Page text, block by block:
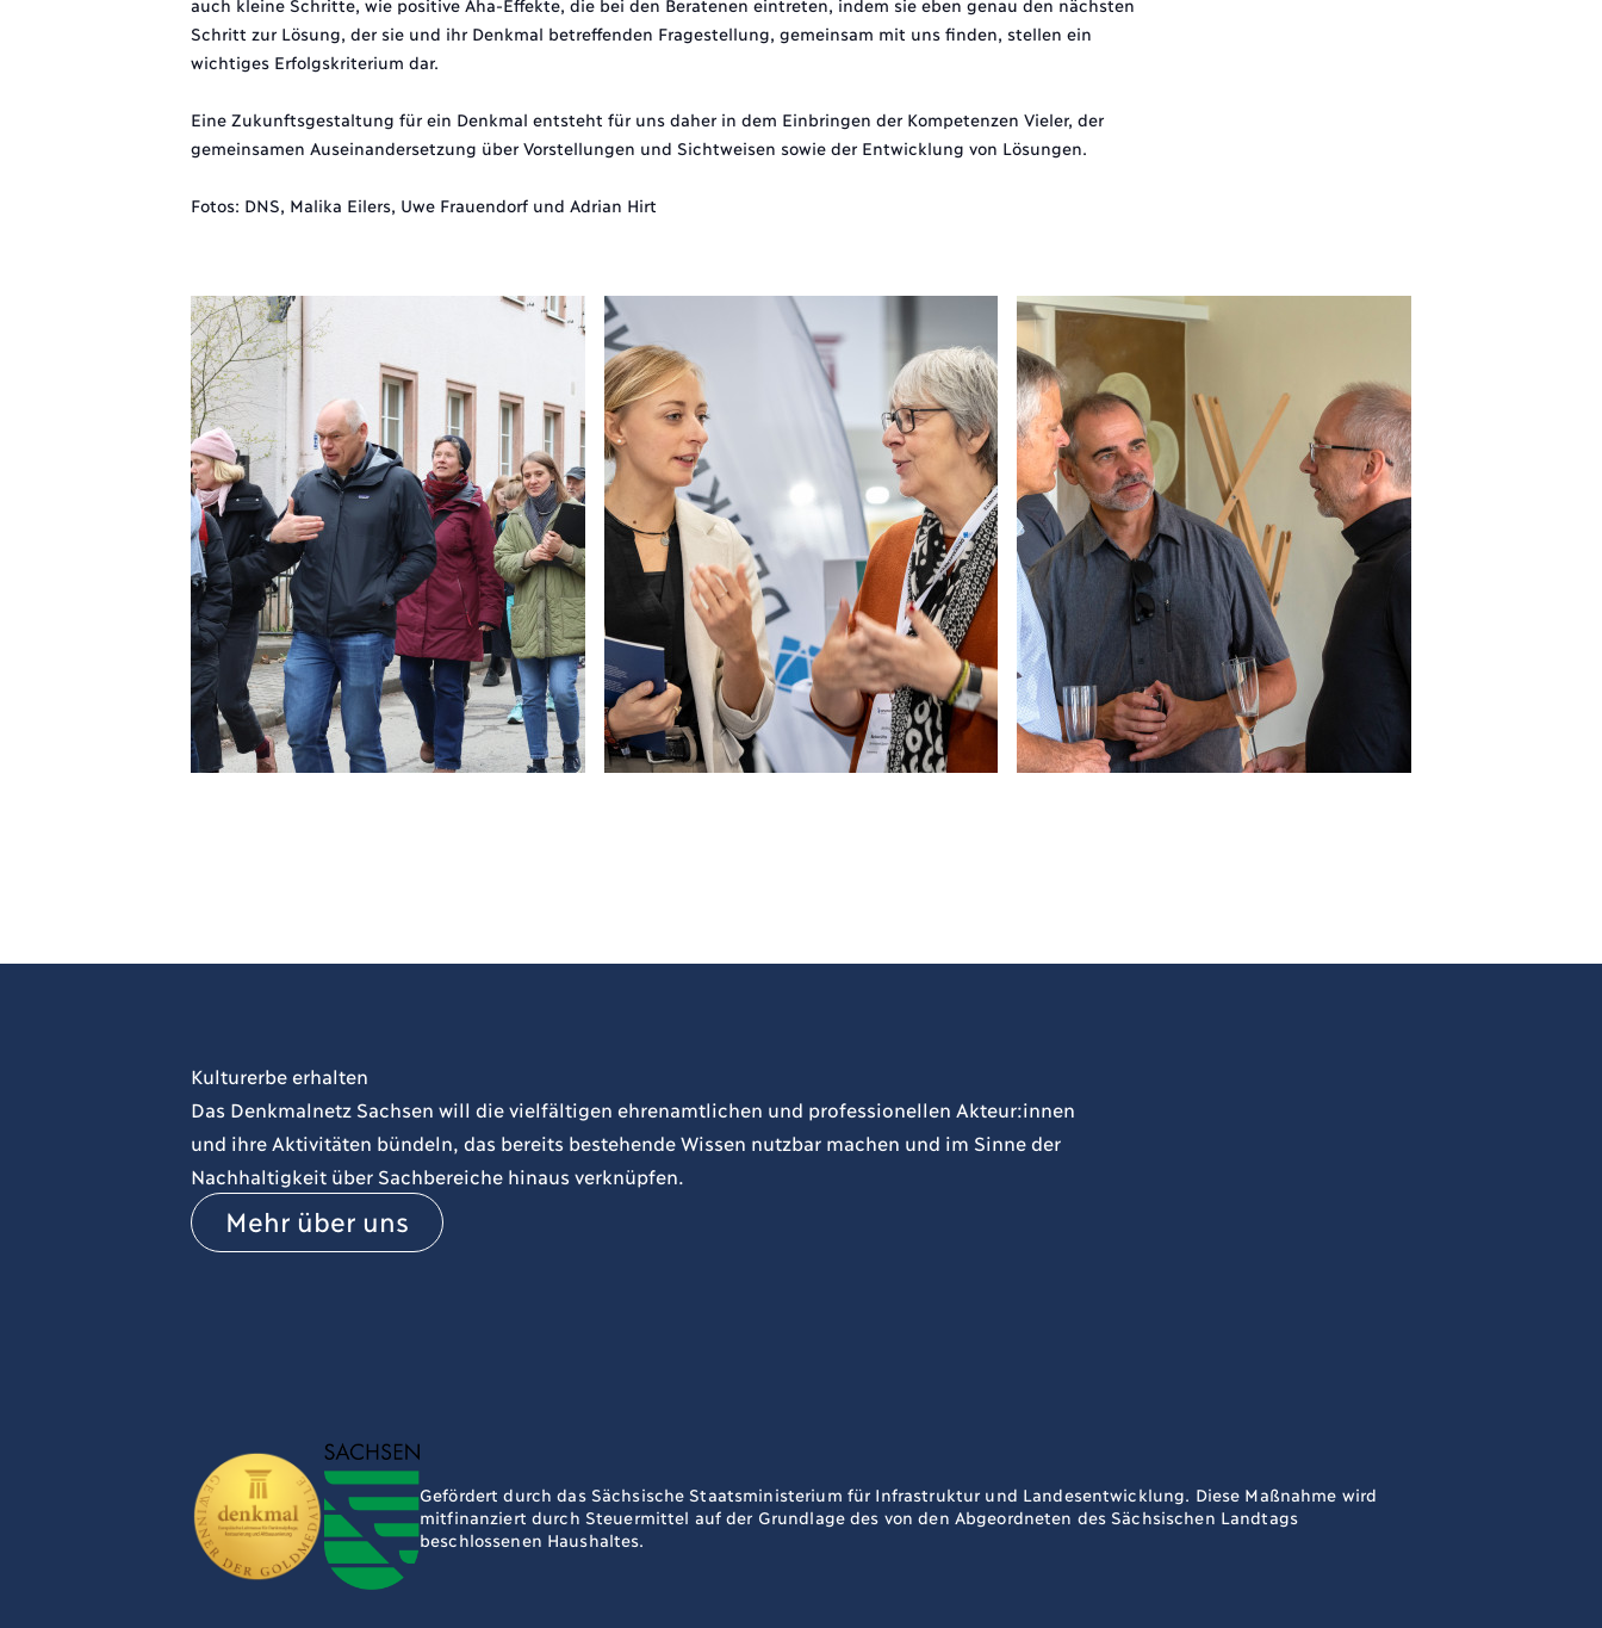
auch kleine Schritte, wie positive Aha-Effekte, die bei den Beratenen eintreten, indem sie eben genau den nächsten
Schritt zur Lösung, der sie und ihr Denkmal betreffenden Fragestellung, gemeinsam mit uns finden, stellen ein
wichtiges Erfolgskriterium dar.
Eine Zukunftsgestaltung für ein Denkmal entsteht für uns daher in dem Einbringen der Kompetenzen Vieler, der
gemeinsamen Auseinandersetzung über Vorstellungen und Sichtweisen sowie der Entwicklung von Lösungen.
Fotos: DNS, Malika Eilers, Uwe Frauendorf und Adrian Hirt
Kulturerbe erhalten
Das Denkmalnetz Sachsen will die vielfältigen ehrenamtlichen und professionellen Akteur:innen
und ihre Aktivitäten bündeln, das bereits bestehende Wissen nutzbar machen und im Sinne der
Nachhaltigkeit über Sachbereiche hinaus verknüpfen.
Mehr über uns
Gefördert durch das Sächsische Staatsministerium für Infrastruktur und Landesentwicklung. Diese Maßnahme wird
mitfinanziert durch Steuermittel auf der Grundlage des von den Abgeordneten des Sächsischen Landtags
beschlossenen Haushaltes.